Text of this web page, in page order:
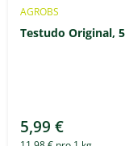
AGROBS
Testudo Original,
5,99 €